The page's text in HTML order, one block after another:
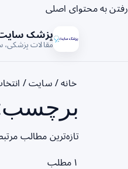
رفتن به محتوای اصلی
پزشک
مقالات
خانه/ سایت/
برچسب:
تازه‌ترین مطالب
۱ مطلب